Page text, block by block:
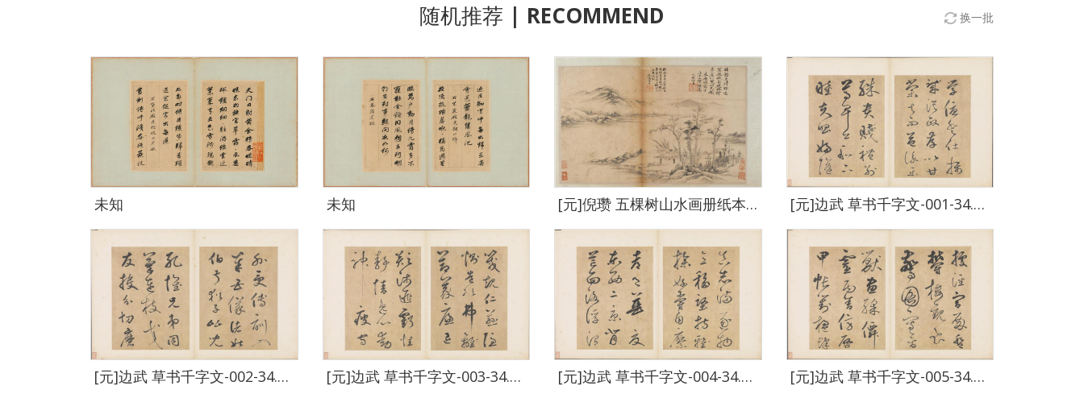
随机推荐 | RECOMMEND 换一批
未知 未知 [元]倪瓒 五棵树山水画册纸本-002-44.5 x 30.3cm [元]边武 草书千字文-001-34.4 x 23.5cm
[元]边武 草书千字文-002-34.4 x 23.5cm [元]边武 草书千字文-003-34.4 x 23.5cm [元]边武 草书千字文-004-34.4 x 23.5cm [元]边武 草书千字文-005-34.4 x 23.5cm